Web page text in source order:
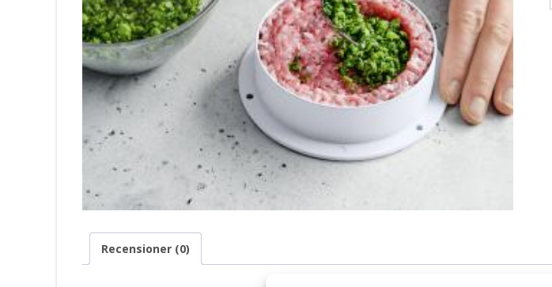
Recensioner (0)